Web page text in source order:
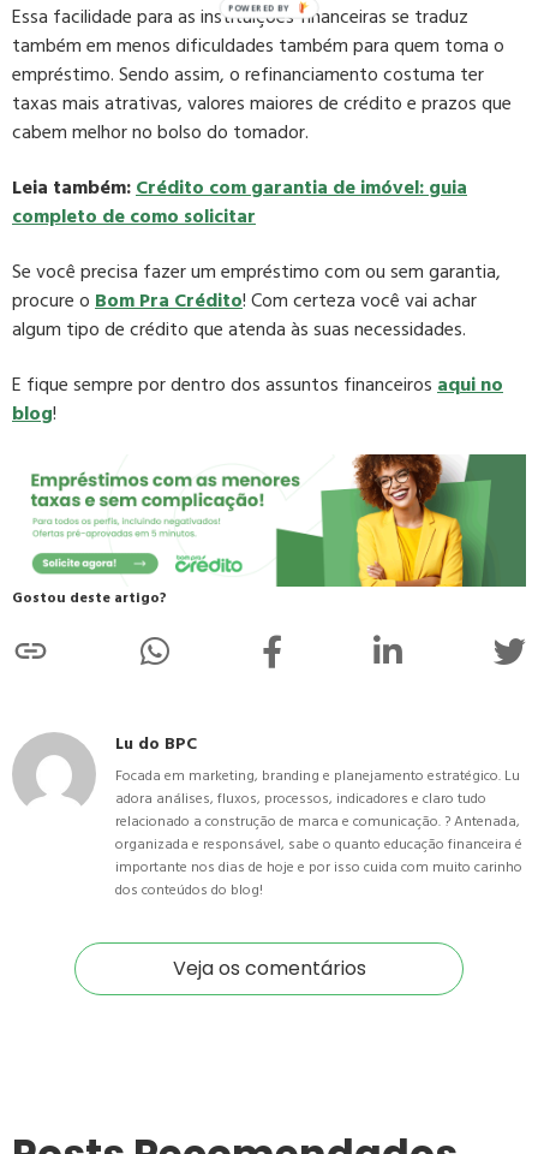
Essa facilidade para as instituições financeiras se traduz
também em menos dificuldades também para quem toma o
empréstimo. Sendo assim, o refinanciamento costuma ter
taxas mais atrativas, valores maiores de crédito e prazos que
cabem melhor no bolso do tomador.
Leia também:Crédito com garantia de imóvel: guia
completo de como solicitar
Se você precisa fazer um empréstimo com ou sem garantia,
procure oBom Pra Crédito! Com certeza você vai achar
algum tipo de crédito que atenda às suas necessidades.
E fique sempre por dentro dos assuntos financeirosaqui no
blog!
Gostou deste artigo?
Lu do BPC
Focada em marketing, branding e planejamento estratégico. Lu
adora análises, fluxos, processos, indicadores e claro tudo
relacionado a construção de marca e comunicação. ? Antenada,
organizada e responsável, sabe o quanto educação financeira é
importante nos dias de hoje e por isso cuida com muito carinho
dos conteúdos do blog!
Veja os comentários
POWERED BY